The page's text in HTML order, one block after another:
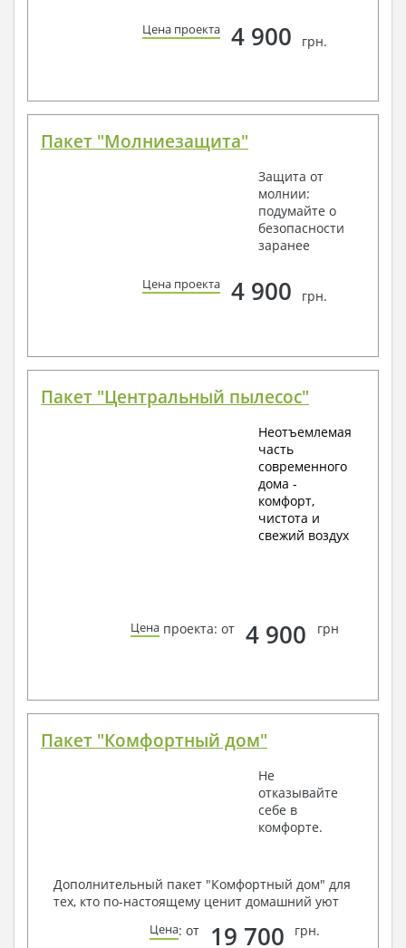
Цена проекта 4 900 грн.
Пакет "Молниезащита"
Защита от
молнии:
подумайте о
безопасности
заранее
Цена проекта 4 900 грн.
Пакет "Центральный пылесос"
Неотъемлемая
часть
современного
дома -
комфорт,
чистота и
свежий воздух
Цена проекта: от 4 900 грн
Пакет "Комфортный дом"
Не
отказывайте
себе в
комфорте.
Дополнительный пакет "Комфортный дом" для
тех, кто по-настоящему ценит домашний уют
Цена: от 19 700 грн.